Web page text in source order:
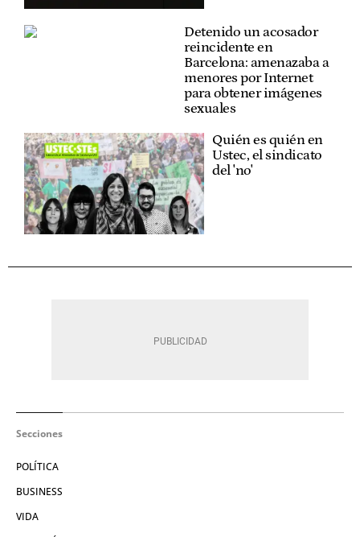
Detenido un acosador
reincidente en
Barcelona: amenazaba a
menores por Internet
para obtener imágenes
sexuales
Quién es quién en
Ustec, el sindicato
del 'no'
Secciones
POLÍTICA
BUSINESS
VIDA